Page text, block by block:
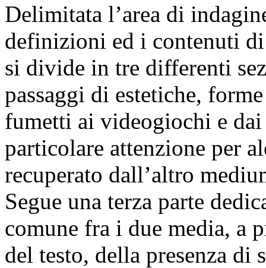
Delimitata l’area di
definizioni ed i contenuti
si divide in tre differenti
passaggi di estetiche,
fumetti ai videogiochi e
particolare attenzione per
recuperato dall’altro
Segue una terza parte
comune fra i due media, a
del testo, della presenza